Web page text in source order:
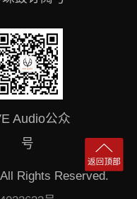
Audio公众
号
Rights Reserved.